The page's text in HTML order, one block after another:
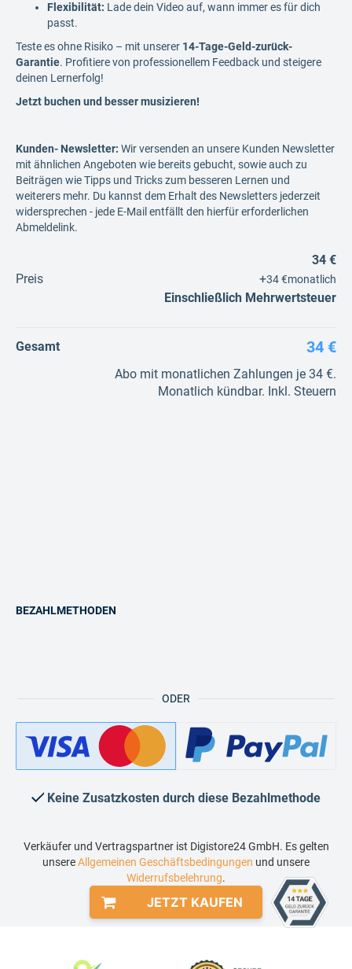
Flexibilität: Lade dein Video auf, wann immer es für dich
passt.
Teste es ohne Risiko – mit unserer 14-Tage-Geld-zurück-
Garantie. Profitiere von professionellem Feedback und steigere
deinen Lernerfolg!
Jetzt buchen und besser musizieren!
Kunden- Newsletter: Wir versenden an unsere Kunden Newsletter
mit ähnlichen Angeboten wie bereits gebucht, sowie auch zu
Beiträgen wie Tipps und Tricks zum besseren Lernen und
weiterers mehr. Du kannst dem Erhalt des Newsletters jederzeit
widersprechen - jede E-Mail entfällt den hierfür erforderlichen
Abmeldelink.
Preis
34 €
+34 €monatlich
Einschließlich Mehrwertsteuer
Gesamt 34 €
Abo mit monatlichen Zahlungen je 34 €.
Monatlich kündbar. Inkl. Steuern
ODER
BEZAHLMETHODEN
Keine Zusatzkosten durch diese Bezahlmethode
Verkäufer und Vertragspartner ist Digistore24 GmbH. Es gelten
unsereAllgemeinen Geschäftsbedingungen und unsere
Widerrufsbelehrung.
JETZT KAUFEN